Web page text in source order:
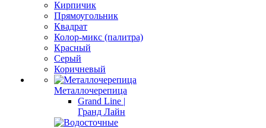
Кирпичик
Прямоугольник
Квадрат
Колор-микс (палитра)
Красный
Серый
Коричневый
Металлочерепица
Grand Line |
Гранд Лайн